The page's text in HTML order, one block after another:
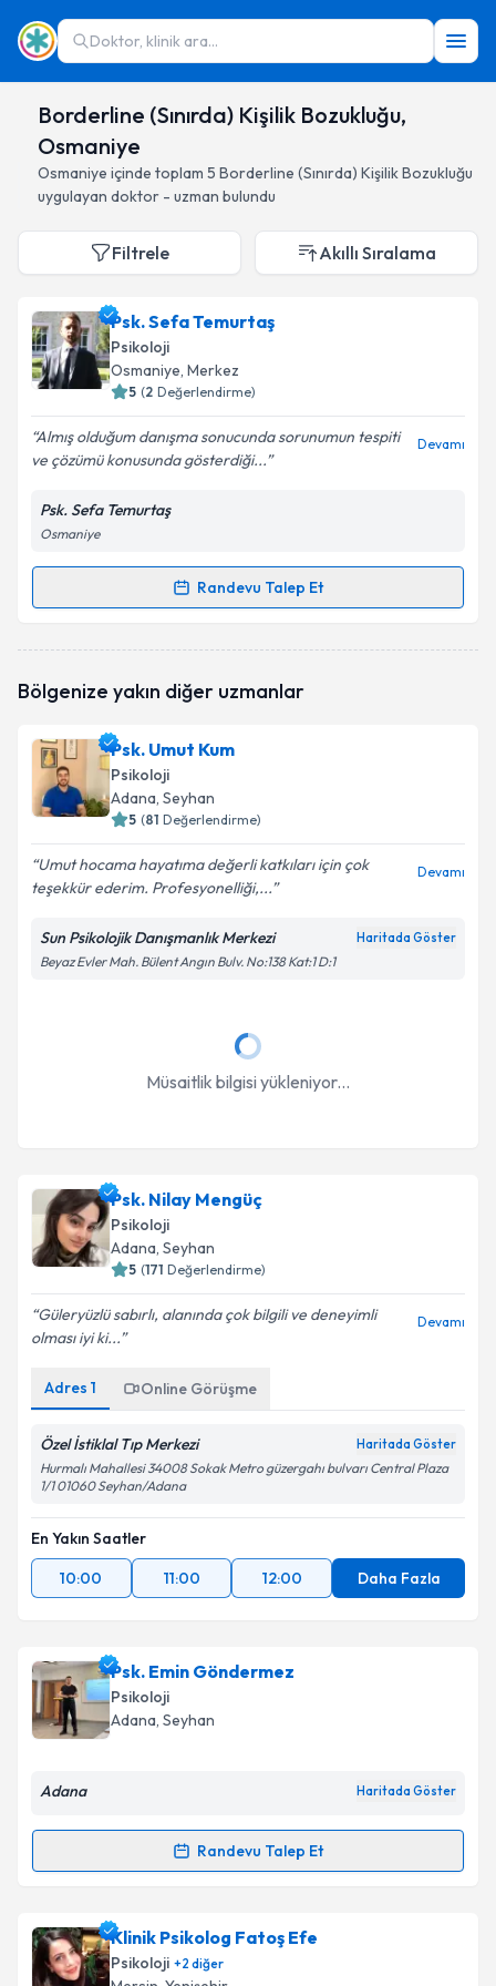
Doktor, klinik ara...
Borderline (Sınırda) Kişilik Bozukluğu,
Osmaniye
Osmaniye içinde toplam 5 Borderline (Sınırda) Kişilik Bozukluğu
uygulayan doktor - uzman bulundu
Filtrele Akıllı Sıralama
Psk. Sefa Temurtaş
Psikoloji
Osmaniye, Merkez
5 (2 Değerlendirme)
Almış olduğum danışma sonucunda sorunumun tespiti
ve çözümü konusunda gösterdiği...
Devamı
Psk. Sefa Temurtaş
Osmaniye
Randevu Talep Et
Randevu Takvimi Talebi
oluşturun. Size bu uzmandan randevu almanız için bir
E-posta Adresiniz
Kişisel verilerimin işlenmesine ilişkinAydınlatma
Metni'ni okudum ve kişisel verilerimin belirtilen
Bölgenize yakın diğer uzmanlar
Psk. Umut Kum
Psikoloji
Adana, Seyhan
5 (81 Değerlendirme)
Umut hocama hayatıma değerli katkıları için çok
teşekkür ederim. Profesyonelliği,...
Devamı
Sun Psikolojik Danışmanlık Merkezi Haritada Göster
Beyaz Evler Mah. Bülent Angın Bulv. No:138 Kat:1 D:1
Müsaitlik bilgisi yükleniyor...
Psk. Nilay Mengüç
Psikoloji
Adana, Seyhan
5 (171 Değerlendirme)
Güleryüzlü sabırlı, alanında çok bilgili ve deneyimli
olması iyi ki...
Devamı
Adres 1 Online Görüşme
Özel İstiklal Tıp Merkezi Haritada Göster
Hurmalı Mahallesi 34008 Sokak Metro güzergahı bulvarı Central Plaza
1/1 01060 Seyhan/Adana
En Yakın Saatler
10:00
11:00 12:00 Daha Fazla
Psk. Emin Göndermez
Psikoloji
Adana, Seyhan
Adana Haritada Göster
Randevu Talep Et
Randevu Takvimi Talebi
Psk. Emin Göndermeziçin randevu takvimi talebi
oluşturun. Size bu uzmandan randevu almanız için bir
takvim hazırlandığında e-posta ile bilgilendireceğiz.
Klinik Psikolog Fatoş Efe
Psikoloji +2 diğer